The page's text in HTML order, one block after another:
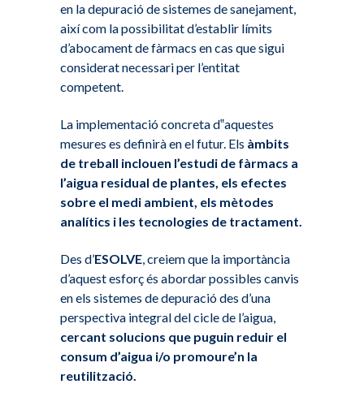
en la depuració de sistemes de sanejament,
així com la possibilitat d’establir límits
d’abocament de fàrmacs en cas que sigui
considerat necessari per l’entitat
competent.
La implementació concreta d‟aquestes
mesures es definirà en el futur. Els àmbits
de treball inclouen l’estudi de fàrmacs a
l’aigua residual de plantes, els efectes
sobre el medi ambient, els mètodes
analítics i les tecnologies de tractament.
Des d’ESOLVE, creiem que la importància
d’aquest esforç és abordar possibles canvis
en els sistemes de depuració des d’una
perspectiva integral del cicle de l’aigua,
cercant solucions que puguin reduir el
consum d’aigua i/o promoure’n la
reutilització.